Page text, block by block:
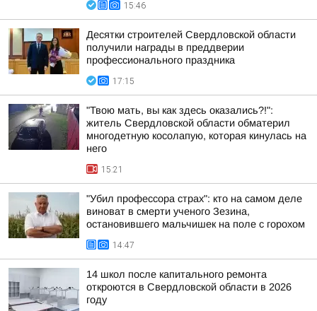
15:46
Десятки строителей Свердловской области
получили награды в преддверии
профессионального праздника
17:15
"Твою мать, вы как здесь оказались?!":
житель Свердловской области обматерил
многодетную косолапую, которая кинулась на
него
15:21
"Убил профессора страх": кто на самом деле
виноват в смерти ученого Зезина,
остановившего мальчишек на поле с горохом
14:47
14 школ после капитального ремонта
откроются в Свердловской области в 2026
году